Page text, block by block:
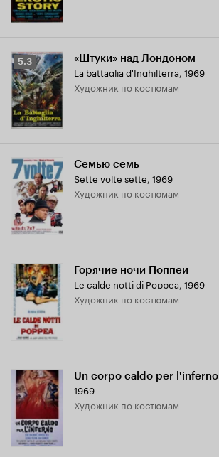
Рейтинг
Кинопоиска
5.3
5.3 «Штуки» над Лондоном
La battaglia d'Inghilterra, 1969
Художник по костюмам
Семью семь
Sette volte sette, 1969
Художник по костюмам
Горячие ночи Поппеи
Le calde notti di Poppea, 1969
Художник по костюмам
Un corpo caldo per l'inferno
1969
Художник по костюмам